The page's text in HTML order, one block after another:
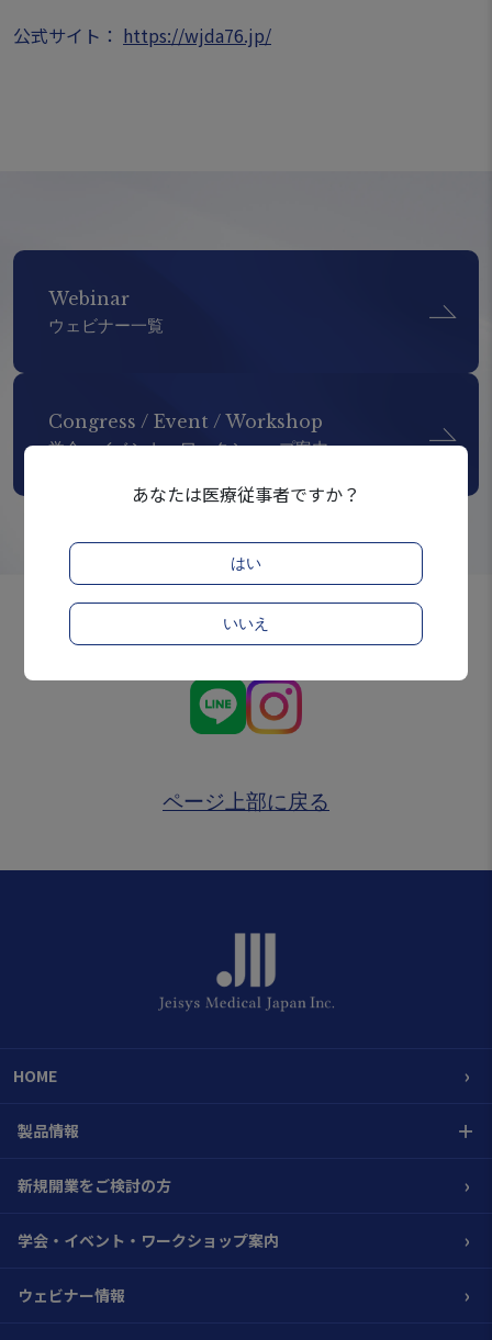
公式サイト： https://wjda76.jp/
Webinar
ウェビナー一覧
Congress / Event / Workshop
学会・イベント・ワークショップ案内
Official SNS Account
ページ上部に戻る
HOME ›
製品情報 ＋
新規開業をご検討の方 ›
学会・イベント・ワークショップ案内 ›
ウェビナー情報 ›
あなたは医療従事者ですか？
はい
いいえ